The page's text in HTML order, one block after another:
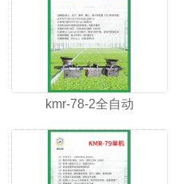
kmr-78-2全自动